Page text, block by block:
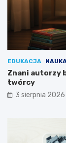
EDUKACJA
Znani autorzy
twórcy
3 sierpnia 2026